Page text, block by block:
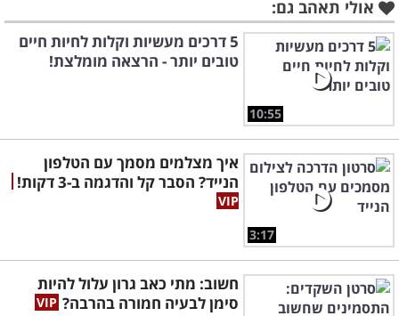
אולי תאהב גם:
10:55
5 דרכים מעשיות וקלות לחיות חיים
טובים יותר - הרצאה מומלצת!
3:17
איך מצלמים מסמך עם הטלפון
הנייד? הסבר קל והדגמה ב-3 דקות!
חשוב: מתי כאב גרון עלול להיות
סימן לבעיה חמורה בהרבה?